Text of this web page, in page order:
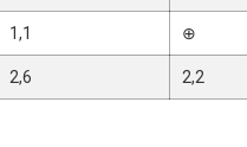
1,1 ⊕
2,6 2,2